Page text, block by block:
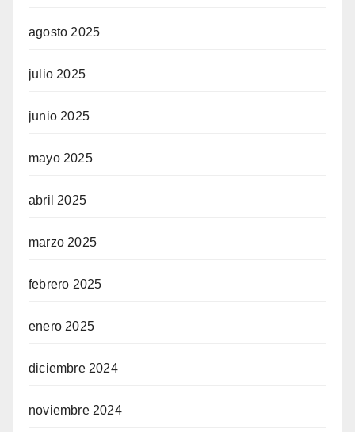
agosto 2025
julio 2025
junio 2025
mayo 2025
abril 2025
marzo 2025
febrero 2025
enero 2025
diciembre 2024
noviembre 2024